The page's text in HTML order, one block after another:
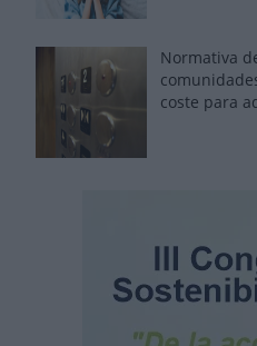
Normativa
coste para